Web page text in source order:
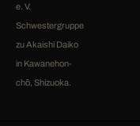
e. V.
Schwestergruppe
zu Akaishi Daiko
in Kawanehon-
chō, Shizuoka.